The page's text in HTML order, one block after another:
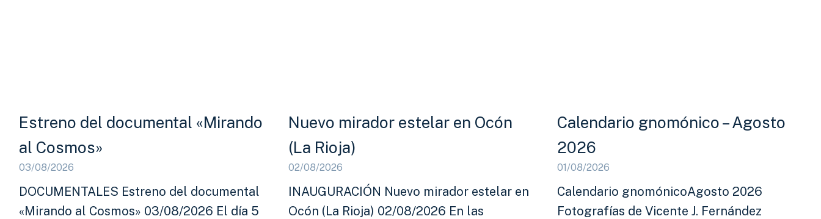
Estreno del documental «Mirando
al Cosmos»
03/08/2026
DOCUMENTALES Estreno del documental
«Mirando al Cosmos» 03/08/2026 El día 5
Nuevo mirador estelar en Ocón
(La Rioja)
02/08/2026
INAUGURACIÓN Nuevo mirador estelar en
Ocón (La Rioja) 02/08/2026 En las
Calendario gnomónico – Agosto
2026
01/08/2026
Calendario gnomónicoAgosto 2026
Fotografías de Vicente J. Fernández